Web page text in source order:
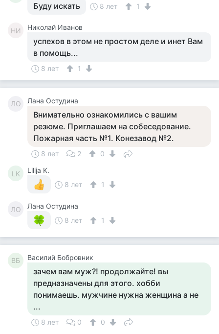
Буду искать 8 лет 1
НИ Николай Иванов
успехов в этом не простом деле и инет Вам
в помощь...
8 лет 1
ЛО Лана Остудина
Внимательно ознакомились с вашим
резюме. Приглашаем на собеседование.
Пожарная часть №1. Конезавод №2.
8 лет 2 0
LK
Lilija K.
8 лет
1
ЛО
Лана Остудина
8 лет
1
ВБ Василий Бобровник
зачем вам муж?! продолжайте! вы
предназначены для этого. хобби
понимаешь. мужчине нужна женщина а не
...
8 лет 0 0